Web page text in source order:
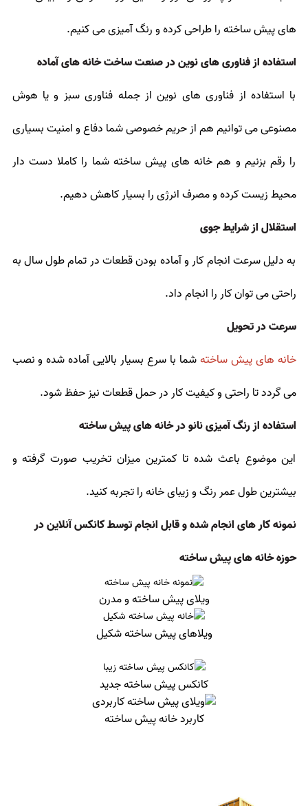
های پیش ساخته را طراحی کرده و رنگ آمیزی می کنیم.
استفاده از فناوری های نوین در صنعت ساخت خانه های آماده
با استفاده از فناوری های نوین از جمله فناوری سبز و یا هوش
مصنوعی می توانیم هم از حریم خصوصی شما دفاع و امنیت بسیاری
را رقم بزنیم و هم خانه های پیش ساخته شما را کاملا دست دار
محیط زیست کرده و مصرف انرژی را بسیار کاهش دهیم.
استقلال از شرایط جوی
به دلیل سرعت انجام کار و آماده بودن قطعات در تمام طول سال به
راحتی می توان کار را انجام داد.
سرعت در تحویل
خانه های پیش ساختهشما با سرع بسیار بالایی آماده شده و نصب
می گردد تا راحتی و کیفیت کار در حمل قطعات نیز حفظ شود.
استفاده از رنگ آمیزی نانو در خانه های پیش ساخته
این موضوع باعث شده تا کمترین میزان تخریب صورت گرفته و
بیشترین طول عمر رنگ و زیبای خانه را تجربه کنید.
نمونه کار های انجام شده و قابل انجام توسط کانکس آنلاین در
حوزه خانه های پیش ساخته
ویلای پیش ساخته و مدرن
ویلاهای پیش ساخته شکیل
کانکس پیش ساخته جدید
کاربرد خانه پیش ساخته